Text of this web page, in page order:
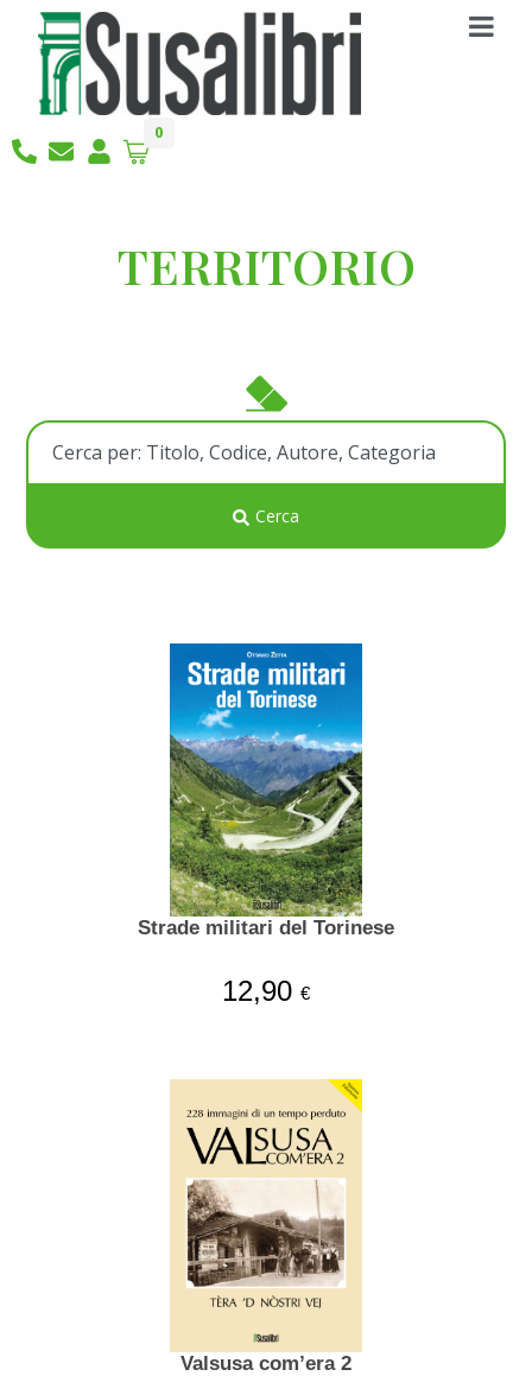
0
TERRITORIO
Cerca
Strade militari del Torinese
12,90 €
Valsusa com’era 2